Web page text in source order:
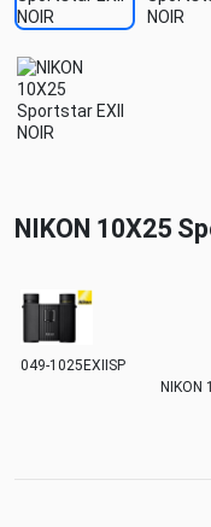
NIKON 10X25
049-1025EXIISP
NIKON